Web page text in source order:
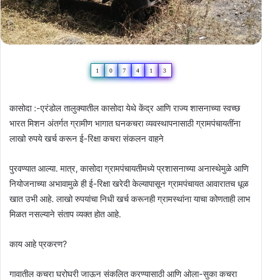
1 0 7 4 1 3
कासोदा :-एरंडोल तालुक्यातील कासोदा येथे केंद्र आणि राज्य शासनाच्या स्वच्छ
भारत मिशन अंतर्गत ग्रामीण भागात घनकचरा व्यवस्थापनासाठी ग्रामपंचायतींना
लाखो रुपये खर्च करून ई-रिक्षा कचरा संकलन वाहने
पुरवण्यात आल्या. मात्र, कासोदा ग्रामपंचायतीमध्ये प्रशासनाच्या अनास्थेमुळे आणि
नियोजनाच्या अभावामुळे ही ई-रिक्षा खरेदी केल्यापासून ग्रामपंचायत आवारातच धूळ
खात उभी आहे. लाखो रुपयांचा निधी खर्च करूनही ग्रामस्थांना याचा कोणताही लाभ
मिळत नसल्याने संताप व्यक्त होत आहे.
काय आहे प्रकरण?
गावातील कचरा घरोघरी जाऊन संकलित करण्यासाठी आणि ओला-सुका कचरा